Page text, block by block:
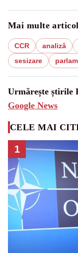
Mai multe
CCR analiză
sesizare
Urmărește știrile
Google News
CELE MAI
1